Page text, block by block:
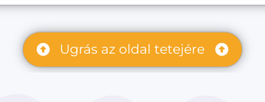
Ugrás az oldal tetejére